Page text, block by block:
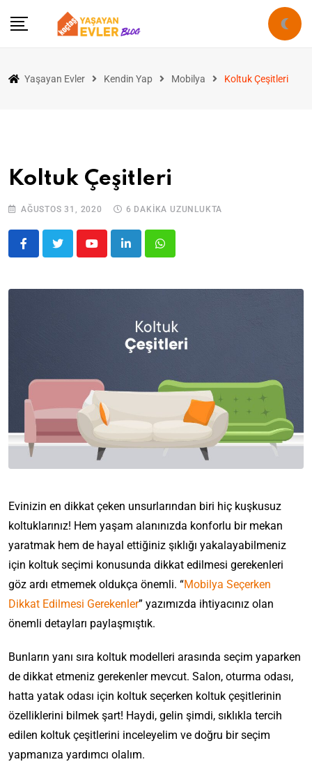
Yaşayan Evler Kendin Yap Mobilya Koltuk Çeşitleri
Koltuk Çeşitleri
AĞUSTOS 31, 2020 6 DAKIKA UZUNLUKTA
Evinizin en dikkat çeken unsurlarından biri hiç kuşkusuz
koltuklarınız! Hem yaşam alanınızda konforlu bir mekan
yaratmak hem de hayal ettiğiniz şıklığı yakalayabilmeniz
için koltuk seçimi konusunda dikkat edilmesi gerekenleri
göz ardı etmemek oldukça önemli. “Mobilya Seçerken
Dikkat Edilmesi Gerekenler” yazımızda ihtiyacınız olan
önemli detayları paylaşmıştık.
Bunların yanı sıra koltuk modelleri arasında seçim yaparken
de dikkat etmeniz gerekenler mevcut. Salon, oturma odası,
hatta yatak odası için koltuk seçerken koltuk çeşitlerinin
özelliklerini bilmek şart! Haydi, gelin şimdi, sıklıkla tercih
edilen koltuk çeşitlerini inceleyelim ve doğru bir seçim
yapmanıza yardımcı olalım.